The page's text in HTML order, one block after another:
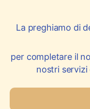
La preghiamo di
per completare il
nostri servizi